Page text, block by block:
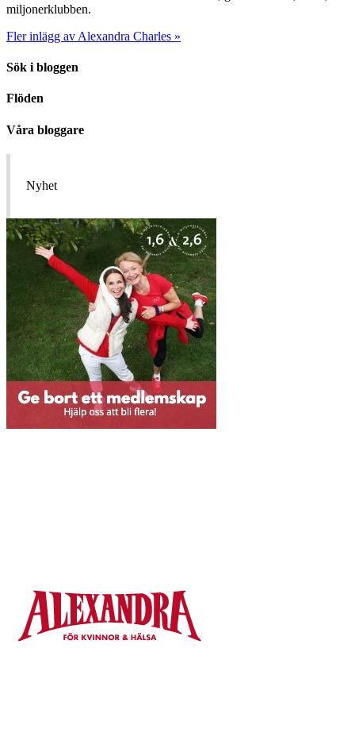
miljonerklubben.
Fler inlägg av Alexandra Charles »
Sök i bloggen
Flöden
Våra bloggare
Nyhet